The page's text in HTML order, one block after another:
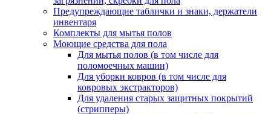
Предупреждающие таблички и знаки, держатели
инвентаря
Комплекты для мытья полов
Моющие средства для пола
Для мытья полов (в том числе для
поломоечных машин)
Для уборки ковров (в том числе для
ковровых экстракторов)
Для удаления старых защитных покрытий
(стрипперы)